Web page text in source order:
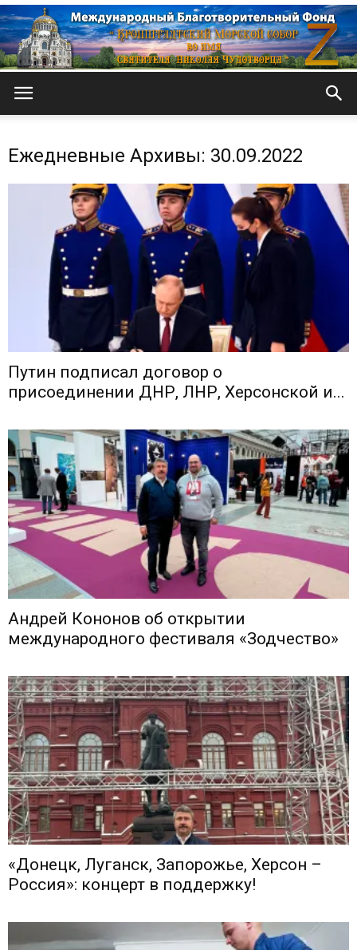
собор
Ежедневные Архивы: 30.09.2022
Путин подписал договор о
присоединении ДНР, ЛНР, Херсонской и...
Андрей Кононов об открытии
международного фестиваля «Зодчество»
«Донецк, Луганск, Запорожье, Херсон –
Россия»: концерт в поддержку!